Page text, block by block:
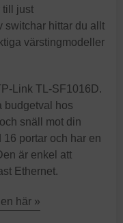
till just
switchar hittar du allt
värstingmodeller
Link TL-SF1016D.
budgetval hos
snäll mot din
portar och har en
är enkel att
Ethernet.
här »